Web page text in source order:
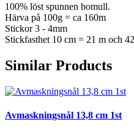
100% löst spunnen bomull.
Härva på 100g = ca 160m
Stickor 3 - 4mm
Stickfasthet 10 cm = 21 m och
Similar Products
Avmaskningsnål 13,8 cm 1st